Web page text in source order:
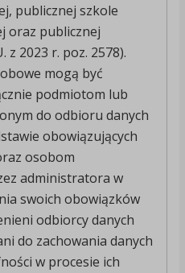
publicznej szkole
oraz publicznej
z 2023 r. poz. 2578).
mogą być
podmiotom lub
do odbioru danych
obowiązujących
osobom
administratora w
swoich obowiązków
odbiorcy danych
do zachowania danych
w procesie ich